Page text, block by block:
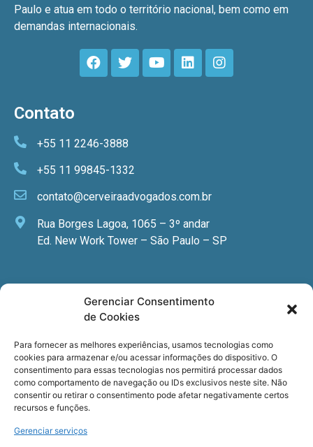
Gerenciar Consentimento
de Cookies
Para fornecer as melhores experiências, usamos tecnologias como
cookies para armazenar e/ou acessar informações do dispositivo. O
consentimento para essas tecnologias nos permitirá processar dados
como comportamento de navegação ou IDs exclusivos neste site. Não
consentir ou retirar o consentimento pode afetar negativamente certos
recursos e funções.
Gerenciar serviços
Paulo e atua em todo o território nacional, bem como em
demandas internacionais.
Contato
+55 11 2246-3888
+55 11 99845-1332
contato@cerveiraadvogados.com.br
Rua Borges Lagoa, 1065 – 3º andar
Ed. New Work Tower – São Paulo – SP
Newsletter
Quer receber nossa newsletter com notícias
especializadas, cursos e eventos?
Registre seu email.
Termos de usoe aPolítica de privacidade